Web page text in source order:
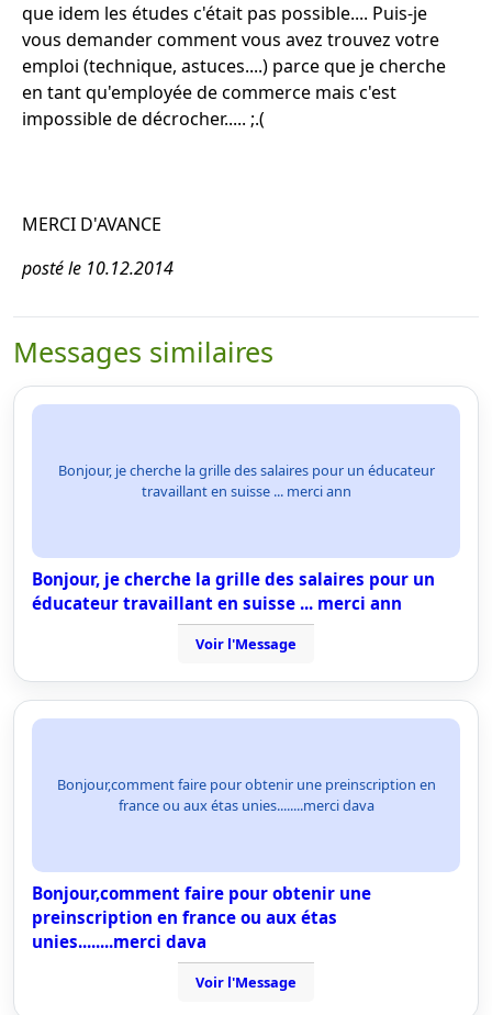
que idem les études c'était pas possible.... Puis-je
vous demander comment vous avez trouvez votre
emploi (technique, astuces....) parce que je cherche
en tant qu'employée de commerce mais c'est
impossible de décrocher..... ;.(
MERCI D'AVANCE
posté le 10.12.2014
Messages similaires
Bonjour, je cherche la grille des salaires pour un éducateur
travaillant en suisse ... merci ann
Bonjour, je cherche la grille des salaires pour un
éducateur travaillant en suisse ... merci ann
Voir l'Message
Bonjour,comment faire pour obtenir une preinscription en
france ou aux étas unies........merci dava
Bonjour,comment faire pour obtenir une
preinscription en france ou aux étas
unies........merci dava
Voir l'Message